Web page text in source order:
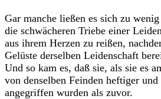
Gar manche ließen es sich zu
die schwächeren Triebe einer
aus ihrem Herzen zu reißen,
Gelüste derselben Leidenschaft
Und so kam es, daß sie, als sie es
von denselben Feinden heftiger
angegriffen wurden als zuvor.